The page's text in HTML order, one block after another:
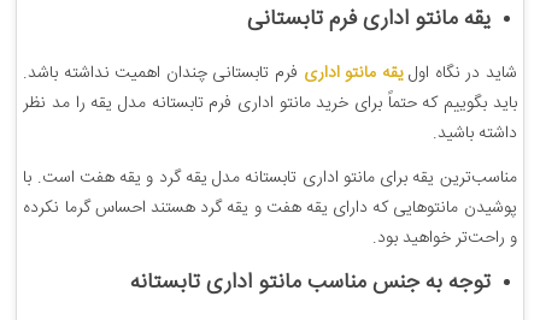
یقه مانتو اداری فرم تابستانی
شاید در نگاه اولیقه مانتو اداری فرم تابستانی چندان اهمیت نداشته باشد.
باید بگوییم که حتماً برای خرید مانتو اداری فرم تابستانه مدل یقه را مد نظر
داشته باشید.
مناسب‌ترین یقه برای مانتو اداری تابستانه مدل یقه گرد و یقه هفت است. با
پوشیدن مانتوهایی که دارای یقه هفت و یقه گرد هستند احساس گرما نکرده
و راحت‌تر خواهید بود.
توجه به جنس مناسب مانتو اداری تابستانه